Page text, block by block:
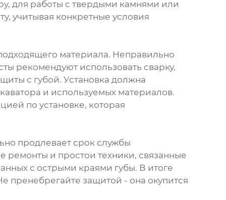
для работы с твердыми камнями или
учитывая конкретные условия
материала. Неправильно
рекомендуют использовать сварку,
с губой. Установка должна
и используемых материалов.
по установке, которая
продлевает срок службы
ремонты и простои техники, связанные
с острыми краями губы. В итоге
пренебрегайте защитой - она окупится